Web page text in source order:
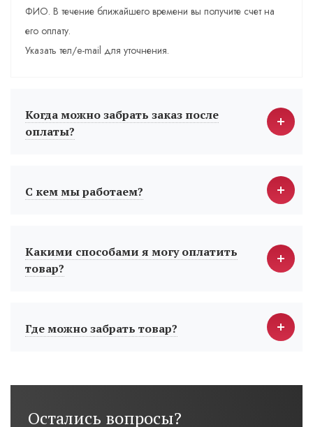
ФИО. В течение ближайшего времени вы получите счет на
его оплату.
Указать тел/e-mail для уточнения.
Когда можно забрать заказ после
оплаты?
С кем мы работаем?
Какими способами я могу оплатить
товар?
Где можно забрать товар?
Остались вопросы?